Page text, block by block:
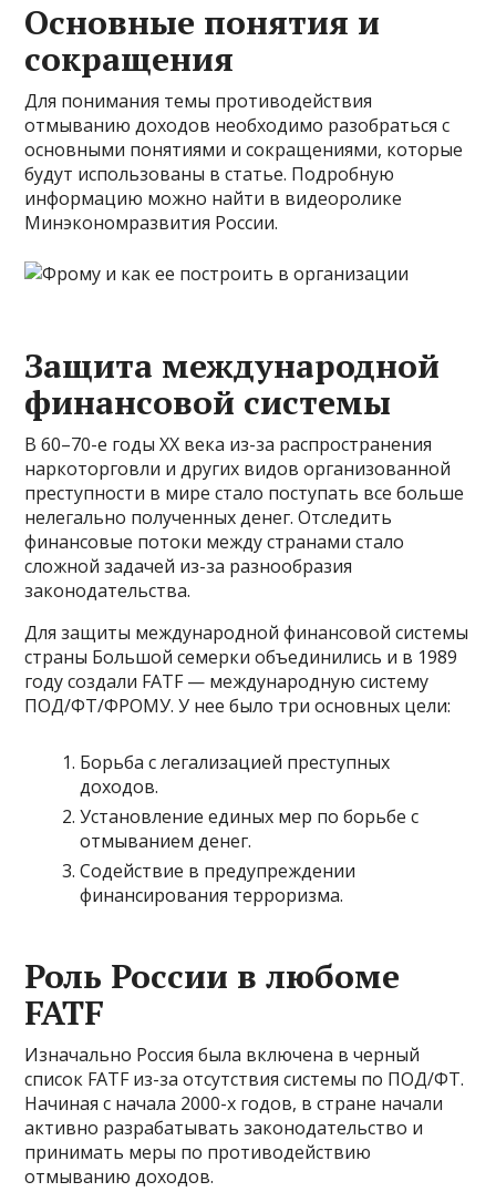
Основные понятия и
сокращения
Для понимания темы противодействия
отмыванию доходов необходимо разобраться с
основными понятиями и сокращениями, которые
будут использованы в статье. Подробную
информацию можно найти в видеоролике
Минэкономразвития России.
Защита международной
финансовой системы
В 60–70-е годы XX века из-за распространения
наркоторговли и других видов организованной
преступности в мире стало поступать все больше
нелегально полученных денег. Отследить
финансовые потоки между странами стало
сложной задачей из-за разнообразия
законодательства.
Для защиты международной финансовой системы
страны Большой семерки объединились и в 1989
году создали FATF — международную систему
ПОД/ФТ/ФРОМУ. У нее было три основных цели:
Борьба с легализацией преступных
доходов.
Установление единых мер по борьбе с
отмыванием денег.
Содействие в предупреждении
финансирования терроризма.
Роль России в любоме
FATF
Изначально Россия была включена в черный
список FATF из-за отсутствия системы по ПОД/ФТ.
Начиная с начала 2000-х годов, в стране начали
активно разрабатывать законодательство и
принимать меры по противодействию
отмыванию доходов.